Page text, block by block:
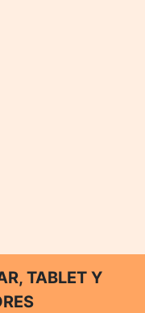
TABLET Y